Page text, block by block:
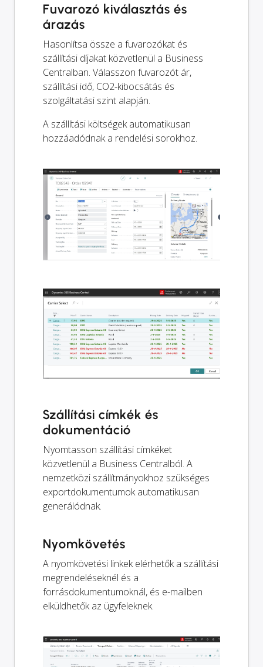
Fuvarozó kiválasztás és
árazás
Hasonlítsa össze a fuvarozókat és
szállítási díjakat közvetlenül a Business
Centralban. Válasszon fuvarozót ár,
szállítási idő, CO2-kibocsátás és
szolgáltatási szint alapján.
A szállítási költségek automatikusan
hozzáadódnak a rendelési sorokhoz.
Szállítási címkék és
dokumentáció
Nyomtasson szállítási címkéket
közvetlenül a Business Centralból. A
nemzetközi szállítmányokhoz szükséges
exportdokumentumok automatikusan
generálódnak.
Nyomkövetés
A nyomkövetési linkek elérhetők a szállítási
megrendeléseknél és a
forrásdokumentumoknál, és e-mailben
elküldhetők az ügyfeleknek.